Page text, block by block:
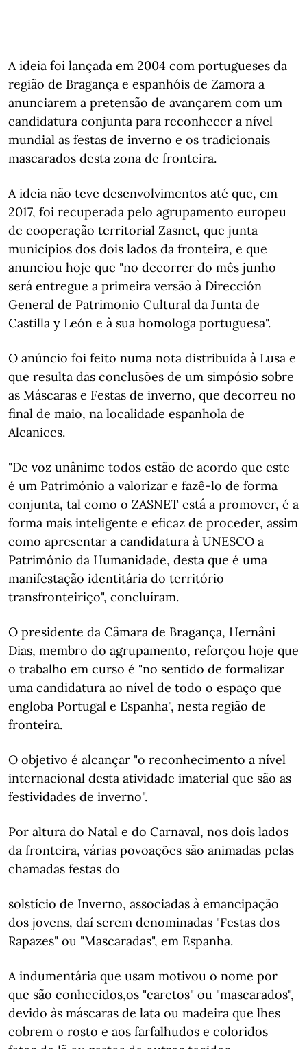
A ideia foi lançada em 2004 com portugueses da
região de Bragança e espanhóis de Zamora a
anunciarem a pretensão de avançarem com um
candidatura conjunta para reconhecer a nível
mundial as festas de inverno e os tradicionais
mascarados desta zona de fronteira.
A ideia não teve desenvolvimentos até que, em
2017, foi recuperada pelo agrupamento europeu
de cooperação territorial Zasnet, que junta
municípios dos dois lados da fronteira, e que
anunciou hoje que "no decorrer do mês junho
será entregue a primeira versão à Dirección
General de Patrimonio Cultural da Junta de
Castilla y León e à sua homologa portuguesa".
O anúncio foi feito numa nota distribuída à Lusa e
que resulta das conclusões de um simpósio sobre
as Máscaras e Festas de inverno, que decorreu no
final de maio, na localidade espanhola de
Alcanices.
"De voz unânime todos estão de acordo que este
é um Património a valorizar e fazê-lo de forma
conjunta, tal como o ZASNET está a promover, é a
forma mais inteligente e eficaz de proceder, assim
como apresentar a candidatura à UNESCO a
Património da Humanidade, desta que é uma
manifestação identitária do território
transfronteiriço", concluíram.
O presidente da Câmara de Bragança, Hernâni
Dias, membro do agrupamento, reforçou hoje que
o trabalho em curso é "no sentido de formalizar
uma candidatura ao nível de todo o espaço que
engloba Portugal e Espanha", nesta região de
fronteira.
O objetivo é alcançar "o reconhecimento a nível
internacional desta atividade imaterial que são as
festividades de inverno".
Por altura do Natal e do Carnaval, nos dois lados
da fronteira, várias povoações são animadas pelas
chamadas festas do
solstício de Inverno, associadas à emancipação
dos jovens, daí serem denominadas "Festas dos
Rapazes" ou "Mascaradas", em Espanha.
A indumentária que usam motivou o nome por
que são conhecidos,os "caretos" ou "mascarados",
devido às máscaras de lata ou madeira que lhes
cobrem o rosto e aos farfalhudos e coloridos